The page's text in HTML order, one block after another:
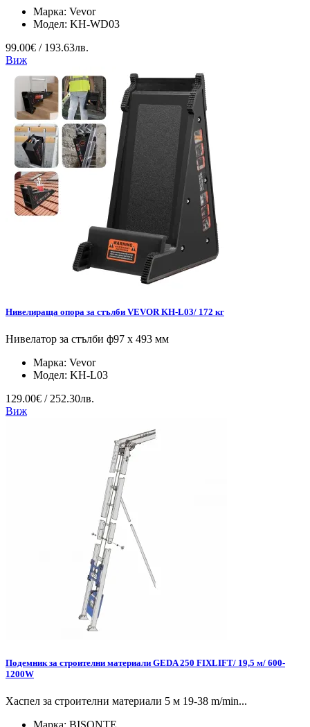
Марка: Vevor
Модел: KH-WD03
99.00€ / 193.63лв.
Виж
Нивелираща опора за стълби VEVOR KH-L03/ 172 кг
Нивелатор за стълби ф97 x 493 мм
Марка: Vevor
Модел: KH-L03
129.00€ / 252.30лв.
Виж
Подемник за строителни материали GEDA 250 FIXLIFT/ 19,5 м/ 600-
1200W
Хаспел за строителни материали 5 м 19-38 m/min...